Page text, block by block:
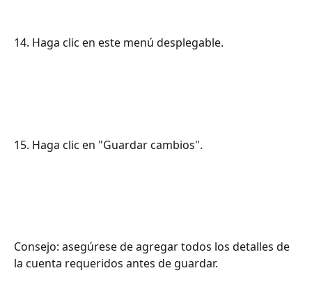
14. Haga clic en este menú desplegable.
15. Haga clic en "Guardar cambios".
Consejo: asegúrese de agregar todos los detalles de
la cuenta requeridos antes de guardar.